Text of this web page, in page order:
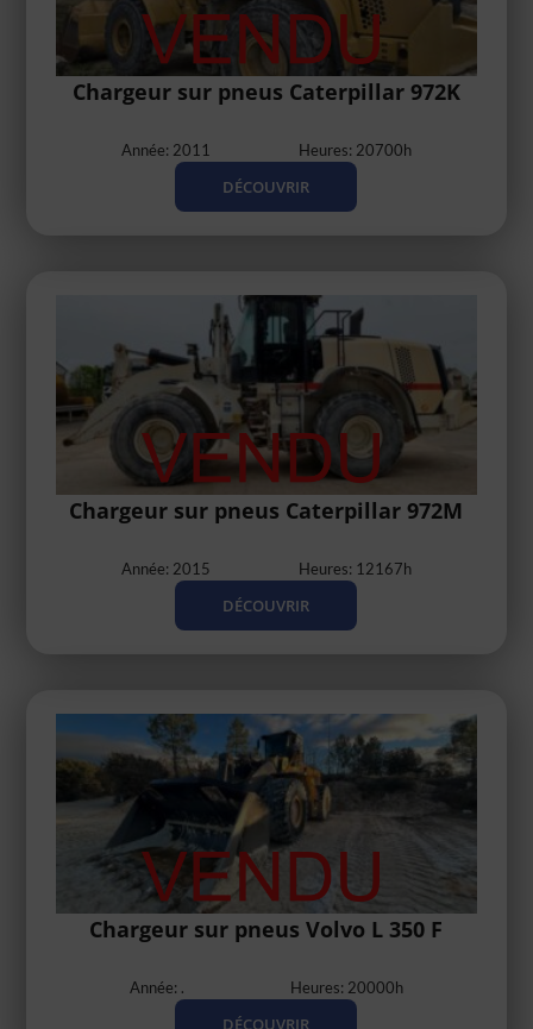
Chargeur sur pneus Caterpillar 972K
Année: 2011 Heures: 20700h
DÉCOUVRIR
Chargeur sur pneus Caterpillar 972M
Année: 2015 Heures: 12167h
DÉCOUVRIR
Chargeur sur pneus Volvo L 350 F
Année: . Heures: 20000h
DÉCOUVRIR